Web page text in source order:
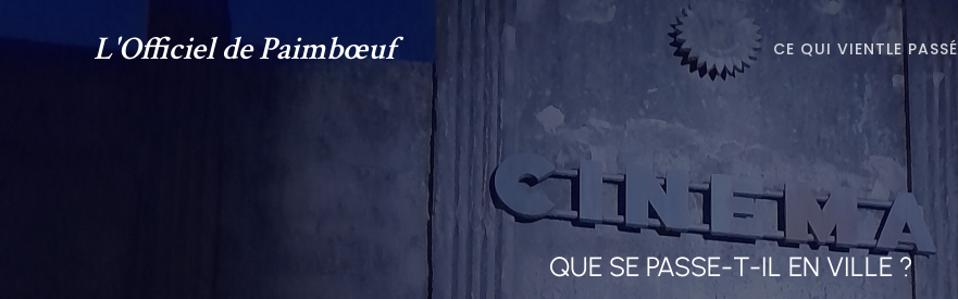
L'Officiel de Paimbœuf CE QUI VIENTLE PASSÉ
QUE SE PASSE-T-IL EN VILLE ?